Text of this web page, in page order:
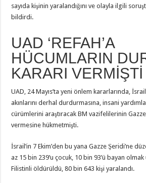
sayıda kişinin yaralandığını ve olayla ilgili
bildirdi.
UAD ‘REFAH’A
HÜCUMLARIN
KARARI VERMİŞTİ
UAD, 24 Mayıs’ta yeni önlem kararlarında,
akınlarını derhal durdurmasına, insani
cürümlerini araştıracak BM vazifelilerinin
vermesine hükmetmişti.
İsrail’in 7 Ekim’den bu yana Gazze Şeridi’ne
az 15 bin 239’u çocuk, 10 bin 93’ü bayan
Filistinli öldürüldü, 80 bin 643 kişi yaralandı.